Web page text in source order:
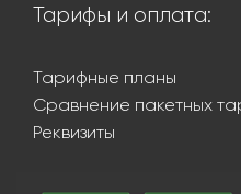
Тарифы и оплата:
Тарифные планы
Сравнение пакетных
Реквизиты